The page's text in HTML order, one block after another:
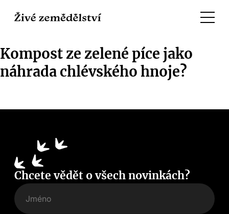
Kompost ze zelené píce jako
náhrada chlévského hnoje?
Chcete vědět o všech novinkách?